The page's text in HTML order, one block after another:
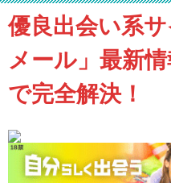
優良出会い系
メール」最新
で完全解決！